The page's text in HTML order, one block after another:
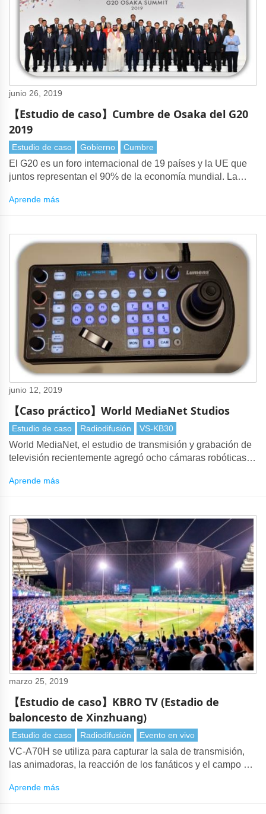
junio 26, 2019
【Estudio de caso】Cumbre de Osaka del G20
2019
Estudio de caso Gobierno Cumbre
El G20 es un foro internacional de 19 países y la UE que
juntos representan el 90% de la economía mundial. La
Aprende más
junio 12, 2019
【Caso práctico】World MediaNet Studios
Estudio de caso Radiodifusión VS-KB30
World MediaNet, el estudio de transmisión y grabación de
televisión recientemente agregó ocho cámaras robóticas a
puede operar esas 8 cámaras para la producción de TV.
Aprende más
marzo 25, 2019
【Estudio de caso】KBRO TV (Estadio de
baloncesto de Xinzhuang)
Estudio de caso Radiodifusión Evento en vivo
VC-A70H se utiliza para capturar la sala de transmisión,
las animadoras, la reacción de los fanáticos y el campo de
video 4K de ultra alta definición.
Aprende más